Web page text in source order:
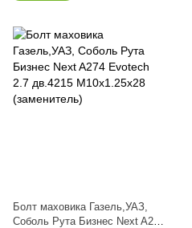
Болт маховика Газель,УАЗ,
Соболь Рута Бизнес Next A274